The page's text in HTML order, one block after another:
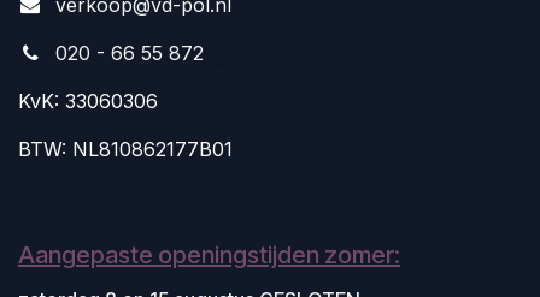
020 - 66 55 872
KvK: 33060306
BTW: NL810862177B01
Aangepaste openingstijden zomer: